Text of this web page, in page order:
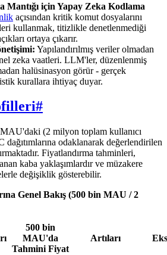
için Yapay Zeka Kodlama
açısından kritik komut dosyalarını
kullanmak, titizlikle denetlenmediği
ortaya çıkarır.
Yapılandırılmış veriler olmadan
zeka vaatleri. LLM'ler, düzenlenmiş
halüsinasyon görür - gerçek
kurallara ihtiyaç duyar.
#
(2 milyon toplam kullanıcı
odaklanarak değerlendirilen
Fiyatlandırma tahminleri,
kaba yaklaşımlardır ve müzakere
değişiklik gösterebilir.
Genel Bakış (500 bin MAU / 2
500 bin
MAU'da
Tahmini Fiyat
Artıları